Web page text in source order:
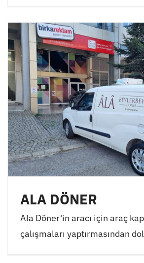
ALA DÖNER
Ala Döner'in aracı için araç
çalışmaları yaptırmasından